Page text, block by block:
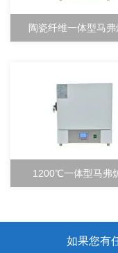
陶瓷纤维一体型马弗
1200℃一体型马弗
如果您有